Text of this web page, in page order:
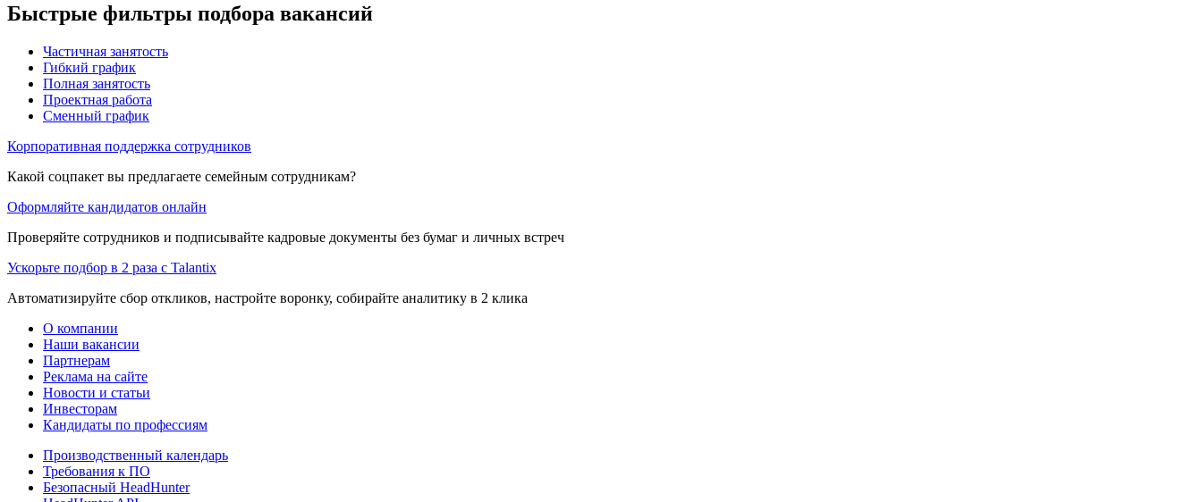
Быстрые фильтры подбора вакансий
Частичная занятость
Гибкий график
Полная занятость
Проектная работа
Сменный график
Корпоративная поддержка сотрудников
Какой соцпакет вы предлагаете семейным сотрудникам?
Оформляйте кандидатов онлайн
Проверяйте сотрудников и подписывайте кадровые документы без бумаг и личных встреч
Ускорьте подбор в 2 раза с Talantix
Автоматизируйте сбор откликов, настройте воронку, собирайте аналитику в 2 клика
О компании
Наши вакансии
Партнерам
Реклама на сайте
Новости и статьи
Инвесторам
Кандидаты по профессиям
Производственный календарь
Требования к ПО
Безопасный HeadHunter